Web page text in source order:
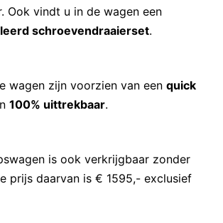
Ook vindt u in de wagen een
schroevendraaierset.
wagen zijn voorzien van een quick
100% uittrekbaar.
is ook verkrijgbaar zonder
prijs daarvan is € 1595,- exclusief